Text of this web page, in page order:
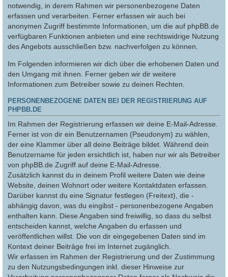
notwendig, in derem Rahmen wir personenbezogene Daten
erfassen und verarbeiten. Ferner erfassen wir auch bei
anonymen Zugriff bestimmte Informationen, um die auf phpBB.de
verfügbaren Funktionen anbieten und eine rechtswidrige Nutzung
des Angebots ausschließen bzw. nachverfolgen zu können.
Im Folgenden informieren wir dich über die erhobenen Daten und
den Umgang mit ihnen. Ferner geben wir dir weitere
Informationen zum Betreiber sowie zu deinen Rechten.
PERSONENBEZOGENE DATEN BEI DER REGISTRIERUNG AUF
PHPBB.DE
Im Rahmen der Registrierung erfassen wir deine E-Mail-Adresse.
Ferner ist von dir ein Benutzernamen (Pseudonym) zu wählen,
der eine Klammer über all deine Beiträge bildet. Während dein
Benutzername für jeden ersichtlich ist, haben nur wir als Betreiber
von phpBB.de Zugriff auf deine E-Mail-Adresse.
Zusätzlich kannst du in deinem Profil weitere Daten wie deine
Website, deinen Wohnort oder weitere Kontaktdaten erfassen.
Darüber kannst du eine Signatur festlegen (Freitext), die -
abhängig davon, was du eingibst - personenbezogene Angaben
enthalten kann. Diese Angaben sind freiwillig, so dass du selbst
entscheiden kannst, welche Angaben du erfassen und
veröffentlichen willst. Die von dir eingegebenen Daten sind im
Kontext deiner Beiträge frei im Internet zugänglich.
Wir erfassen im Rahmen der Registrierung und der Zustimmung
zu den Nutzungsbedingungen inkl. dieser Hinweise zur